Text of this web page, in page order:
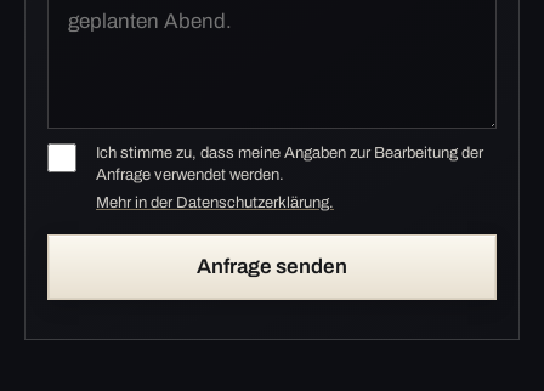
Ich stimme zu, dass meine Angaben zur Bearbeitung der
Anfrage verwendet werden.
Mehr in der Datenschutzerklärung.
Anfrage senden